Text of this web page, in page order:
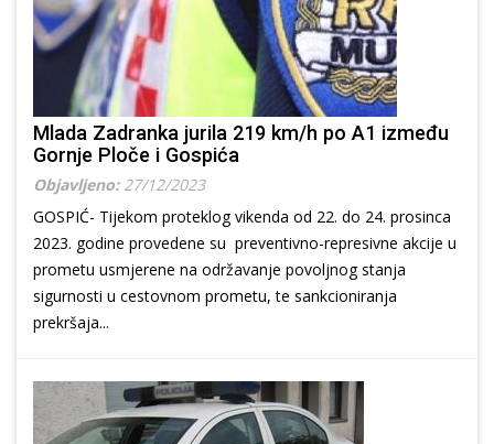
Mlada Zadranka jurila 219 km/h po A1 između
Gornje Ploče i Gospića
Objavljeno: 27/12/2023
GOSPIĆ- Tijekom proteklog vikenda od 22. do 24. prosinca
2023. godine provedene su preventivno-represivne akcije u
prometu usmjerene na održavanje povoljnog stanja
sigurnosti u cestovnom prometu, te sankcioniranja
prekršaja...